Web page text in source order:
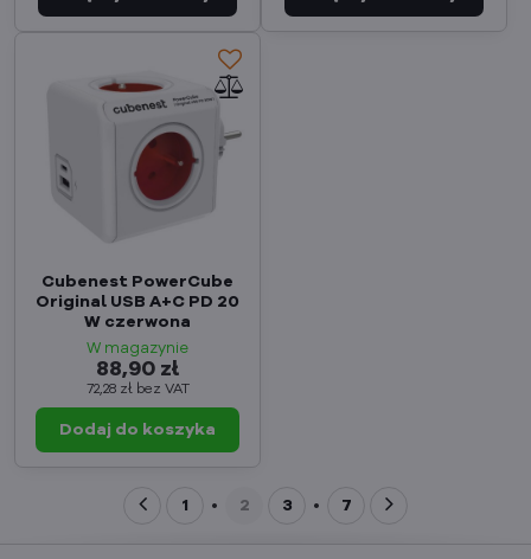
Cubenest PowerCube
Original USB A+C PD 20
W czerwona
W magazynie
88,90 zł
72,28 zł bez VAT
Dodaj do koszyka
1 2 3 7